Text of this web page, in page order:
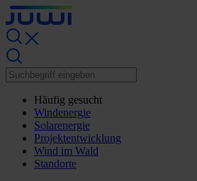
Häufig gesucht
Windenergie
Solarenergie
Projektentwicklung
Wind im Wald
Standorte